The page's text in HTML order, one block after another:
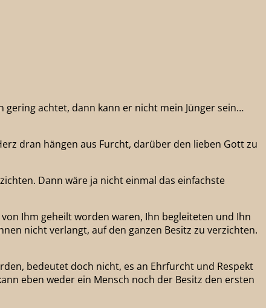
achtet, dann kann er nicht mein Jünger sein…
dran hängen aus Furcht, darüber den lieben Gott zu
Dann wäre ja nicht einmal das einfachste
Ihm geheilt worden waren, Ihn begleiteten und Ihn
nicht verlangt, auf den ganzen Besitz zu verzichten.
bedeutet doch nicht, es an Ehrfurcht und Respekt
eben weder ein Mensch noch der Besitz den ersten